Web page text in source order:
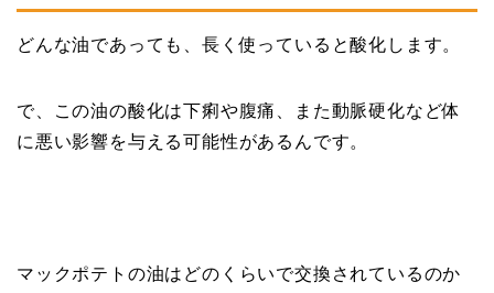
どんな油であっても、長く使っていると酸化します。
で、この油の酸化は下痢や腹痛、また動脈硬化など体
に悪い影響を与える可能性があるんです。
マックポテトの油はどのくらいで交換されているのか